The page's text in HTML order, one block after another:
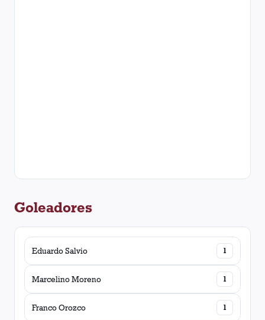
Goleadores
Eduardo Salvio 1
Marcelino Moreno 1
Franco Orozco 1